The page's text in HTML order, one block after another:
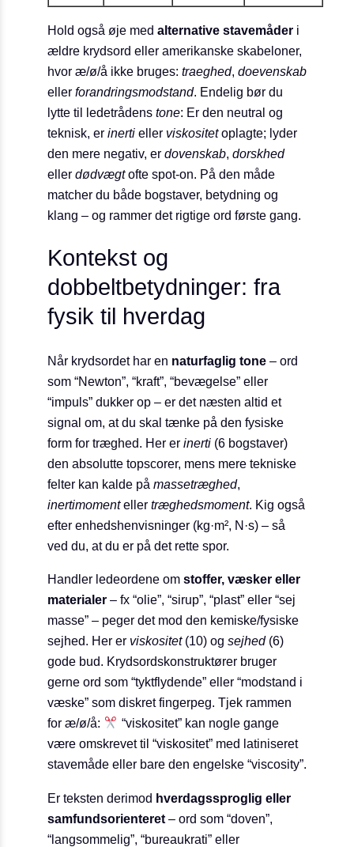
Hold også øje med alternative stavemåder i
ældre krydsord eller amerikanske skabeloner,
hvor æ/ø/å ikke bruges: traeghed, doevenskab
eller forandringsmodstand. Endelig bør du
lytte til ledetrådens tone: Er den neutral og
teknisk, er inerti eller viskositetoplagte; lyder
den mere negativ, er dovenskab, dorskhed
eller dødvægtofte spot-on. På den måde
matcher du både bogstaver, betydning og
klang – og rammer det rigtige ord første gang.
Kontekst og
dobbeltbetydninger: fra
fysik til hverdag
Når krydsordet har en naturfaglig tone – ord
som “Newton”, “kraft”, “bevægelse” eller
“impuls” dukker op – er det næsten altid et
signal om, at du skal tænke på den fysiske
form for træghed. Her er inerti (6 bogstaver)
den absolutte topscorer, mens mere tekniske
felter kan kalde på massetræghed,
inertimomenteller træghedsmoment. Kig også
efter enhedshenvisninger (kg·m², N·s) – så
ved du, at du er på det rette spor.
Handler ledeordene om stoffer, væsker eller
materialer – fx “olie”, “sirup”, “plast” eller “sej
masse” – peger det mod den kemiske/fysiske
sejhed. Her er viskositet(10) og sejhed(6)
gode bud. Krydsordskonstruktører bruger
gerne ord som “tyktflydende” eller “modstand i
væske” som diskret fingerpeg. Tjek rammen
for æ/ø/å:
“viskositet” kan nogle gange
være omskrevet til “viskositet” med latiniseret
stavemåde eller bare den engelske “viscosity”.
Er teksten derimod hverdagssproglig eller
samfundsorienteret – ord som “doven”,
“langsommelig”, “bureaukrati” eller